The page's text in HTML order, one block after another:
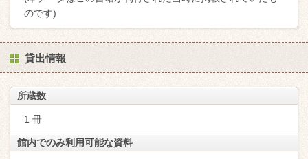
のです)
貸出情報
所蔵数
1 冊
館内でのみ利用可能な資料